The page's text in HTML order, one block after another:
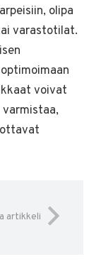
olipa
varastotilat.
voivat
artikkeli